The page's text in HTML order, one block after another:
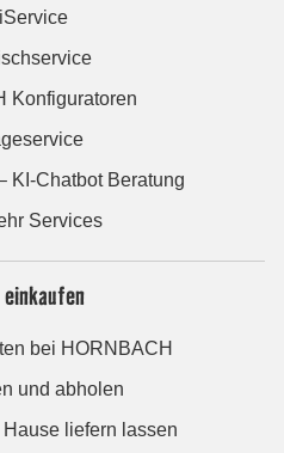
Konfiguratoren
KI-Chatbot Beratung
Services
bei HORNBACH
und abholen
liefern lassen